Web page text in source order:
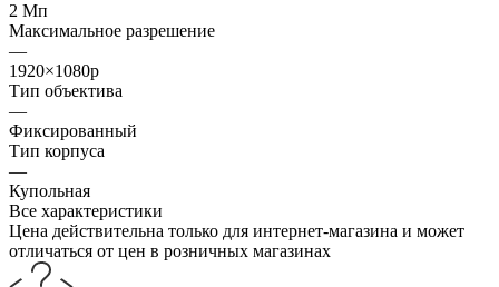
2 Мп
Максимальное разрешение
—
1920×1080p
Тип объектива
—
Фиксированный
Тип корпуса
—
Купольная
Все характеристики
Цена действительна только для интернет-магазина и может
отличаться от цен в розничных магазинах